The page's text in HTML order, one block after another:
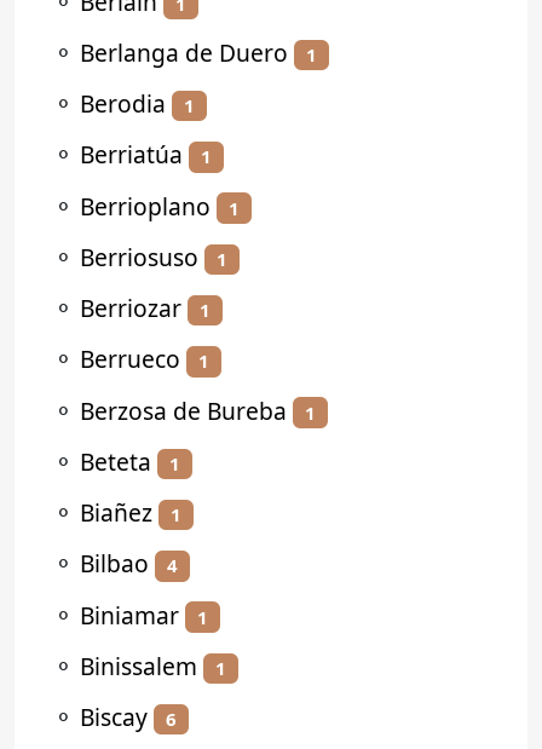
⚬ Berlanga de Duero 1
⚬ Berodia 1
⚬ Berriatúa 1
⚬ Berrioplano 1
⚬ Berriosuso 1
⚬ Berriozar 1
⚬ Berrueco 1
⚬ Berzosa de Bureba 1
⚬ Beteta 1
⚬ Biañez 1
⚬ Bilbao 4
⚬ Biniamar 1
⚬ Binissalem 1
⚬ Biscay 6